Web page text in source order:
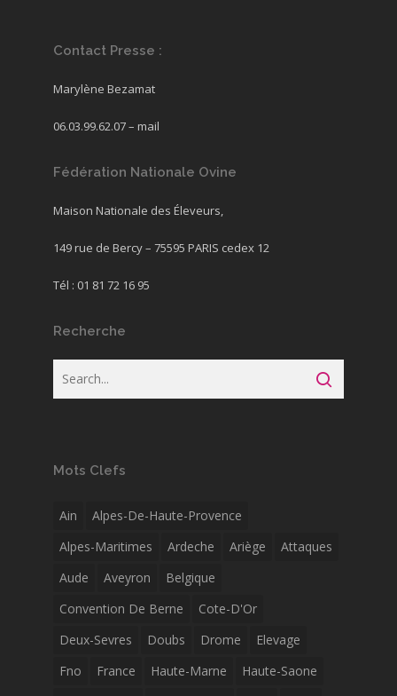
Contact Presse :
Marylène Bezamat
06.03.99.62.07 – mail
Fédération Nationale Ovine
Maison Nationale des Éleveurs,
149 rue de Bercy – 75595 PARIS cedex 12
Tél : 01 81 72 16 95
Recherche
Mots Clefs
Ain
Alpes-De-Haute-Provence
Alpes-Maritimes
Ardeche Ariège
Attaques
Aude
Aveyron
Belgique
Convention De Berne
Cote-D'Or
Deux-Sevres
Doubs Drome
Elevage
Fno
France Haute-Marne
Haute-Saone